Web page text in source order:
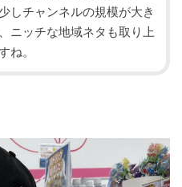
しチャンネルの規模が大き
ニッチな地域ネタも取り上
ね。